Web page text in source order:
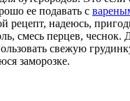
ее подавать с
рецепт, надеюсь,
смесь перцев, чеснок.
свежую
заморозке.